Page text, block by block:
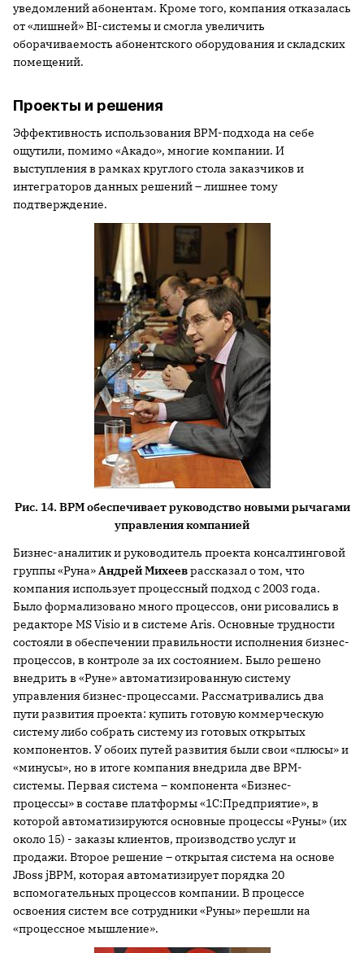
уведомлений абонентам. Кроме того, компания отказалась
от «лишней» BI-системы и смогла увеличить
оборачиваемость абонентского оборудования и складских
помещений.
Проекты и решения
Эффективность использования BPM-подхода на себе
ощутили, помимо «Акадо», многие компании. И
выступления в рамках круглого стола заказчиков и
интеграторов данных решений – лишнее тому
подтверждение.
Рис. 14. BPM обеспечивает руководство новыми рычагами
управления компанией
Бизнес-аналитик и руководитель проекта консалтинговой
группы «Руна»Андрей Михееврассказал о том, что
компания использует процессный подход с 2003 года.
Было формализовано много процессов, они рисовались в
редакторе MS Visio и в системе Aris. Основные трудности
состояли в обеспечении правильности исполнения бизнес-
процессов, в контроле за их состоянием. Было решено
внедрить в «Руне» автоматизированную систему
управления бизнес-процессами. Рассматривались два
пути развития проекта: купить готовую коммерческую
систему либо собрать систему из готовых открытых
компонентов. У обоих путей развития были свои «плюсы» и
«минусы», но в итоге компания внедрила две BPM-
системы. Первая система – компонента «Бизнес-
процессы» в составе платформы «1С:Предприятие», в
которой автоматизируются основные процессы «Руны» (их
около 15) - заказы клиентов, производство услуг и
продажи. Второе решение – открытая система на основе
JBoss jBPM, которая автоматизирует порядка 20
вспомогательных процессов компании. В процессе
освоения систем все сотрудники «Руны» перешли на
«процессное мышление».